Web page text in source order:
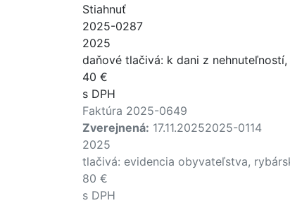
Stiahnuť
2025-0287
2025
daňové tlačivá: k dani z
40 €
s DPH
Faktúra 2025-0649
Zverejnená: 17.11.20252025-0114
2025
tlačivá: evidencia obyvateľstva,
80 €
s DPH